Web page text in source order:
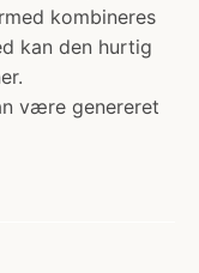
kombineres
kan den hurtig
være genereret